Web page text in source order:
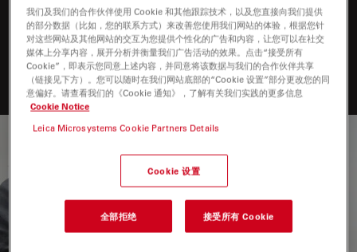
颈肌肉的压力。
显微镜位置：显微镜本身应调节到正确的位置，确保使
用者的手臂能保持舒适的姿势，而不会紧绷。
符合人体工学的底座
一个运行良好的系统首先要有一个良好的基础。因
此，徕卡显微系统为体视显微镜和复合显微镜分别研
制了不同的底座。
我们及我们的合作伙伴使用 Cookie 和其他跟踪技术，以及您直接向我们提供
的部分数据（比如，您的联系方式）来改善您使用我们网站的体验，根据您针
对这些网站及其他网站的交互为您提供个性化的广告和内容，让您可以在社交
媒体上分享内容，展开分析并衡量我们广告活动的效果。点击“接受所有
Cookie”，即表示您同意上述内容，并同意将该数据与我们的合作伙伴共享
（链接见下方）。您可以随时在我们网站底部的“Cookie 设置”部分更改您的同
意偏好。请查看我们的《Cookie 通知》，了解有关我们实践的更多信息
Cookie Notice
Leica Microsystems Cookie Partners Details
Cookie 设置
全部拒绝 接受所有 Cookie